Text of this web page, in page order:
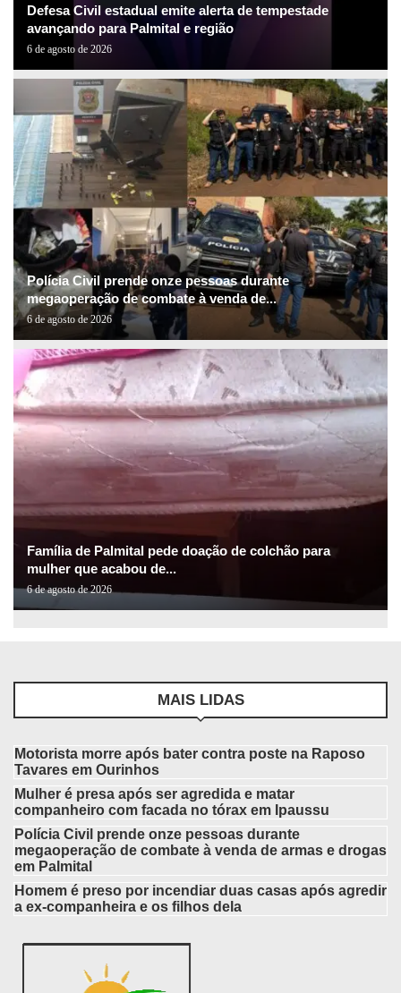
Defesa Civil estadual emite alerta de tempestade
avançando para Palmital e região
6 de agosto de 2026
Polícia Civil prende onze pessoas durante
megaoperação de combate à venda de...
6 de agosto de 2026
Família de Palmital pede doação de colchão para
mulher que acabou de...
6 de agosto de 2026
MAIS LIDAS
Motorista morre após bater contra poste na Raposo
Tavares em Ourinhos
Mulher é presa após ser agredida e matar
companheiro com facada no tórax em Ipaussu
Polícia Civil prende onze pessoas durante
megaoperação de combate à venda de armas e drogas
em Palmital
Homem é preso por incendiar duas casas após agredir
a ex-companheira e os filhos dela